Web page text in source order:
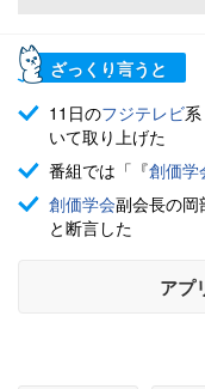
ざっくり言うと
11日のフジテレビ
いて取り上げた
番組では「『創価学
創価学会副会長の岡
と断言した
アプ